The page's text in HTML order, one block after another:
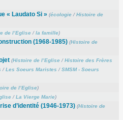
« Laudato Si » (écologie/Histoire de
de l’Eglise/la famille)
(1968-1985) (Histoire de
(Histoire de l’Eglise/Histoire des Frères
/Les Soeurs Maristes /SMSM - Soeurs
de l’Eglise)
/La Vierge Marie)
d’identité (1946-1973) (Histoire de